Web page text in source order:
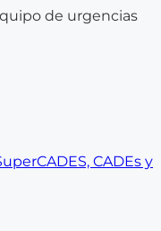
de urgencias
CADEs y